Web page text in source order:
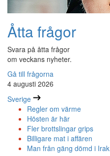
Åtta frågor
Svara på åtta frågor
om veckans nyheter.
Gå till frågorna
4 augusti 2026
Sverige
Regler om värme
Hösten är här
Fler brottslingar grips
Billigare mat i affären
Man från gäng dömd i Irak